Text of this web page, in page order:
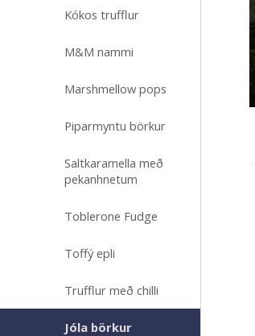
Kókos trufflur
M&M nammi
Marshmellow pops
Piparmyntu börkur
Saltkaramella með
pekanhnetum
Toblerone Fudge
Toffý epli
Trufflur með chilli
Jóla börkur